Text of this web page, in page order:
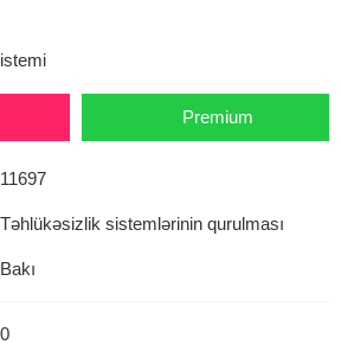
Premium
11697
Təhlükəsizlik sistemlərinin qurulması
Bakı
0